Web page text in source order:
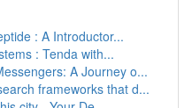
: A Introductor...
: Tenda with...
A Journey o...
frameworks that d...